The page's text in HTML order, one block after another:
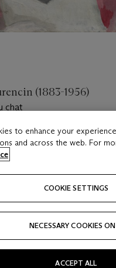
(1883-1956)
chat
- EUR 25,000
to enhance your
and across the web. For
COOKIE SETTINGS
NECESSARY COOKIES
ACCEPT ALL